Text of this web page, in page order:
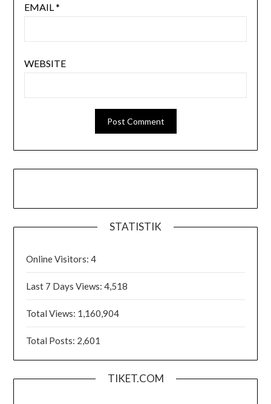
EMAIL*
WEBSITE
STATISTIK
Online Visitors:4
Last 7 Days Views:4,518
Total Views: 1,160,904
Total Posts: 2,601
TIKET.COM